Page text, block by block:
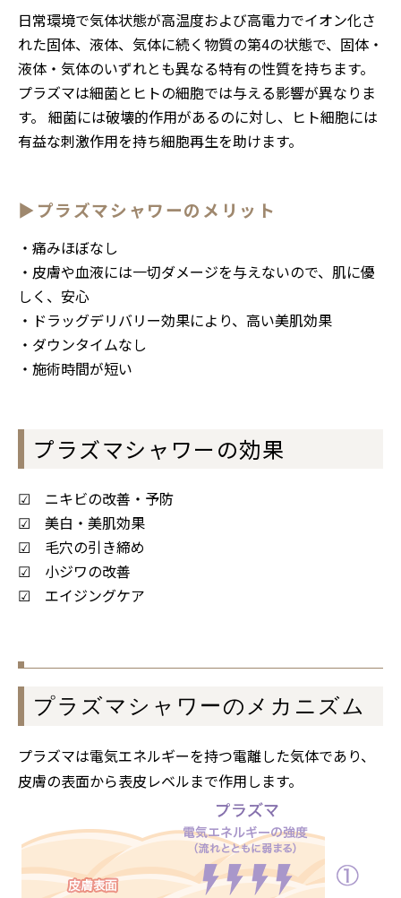
日常環境で気体状態が高温度および高電力でイオン化さ
れた固体、液体、気体に続く物質の第4の状態で、固体・
液体・気体のいずれとも異なる特有の性質を持ちます。
プラズマは細菌とヒトの細胞では与える影響が異なりま
す。 細菌には破壊的作用があるのに対し、ヒト細胞には
有益な刺激作用を持ち細胞再生を助けます。
▶プラズマシャワーのメリット
・痛みほぼなし
・皮膚や血液には一切ダメージを与えないので、肌に優
しく、安心
・ドラッグデリバリー効果により、高い美肌効果
・ダウンタイムなし
・施術時間が短い
プラズマシャワーの効果
☑ ニキビの改善・予防
☑ 美白・美肌効果
☑ 毛穴の引き締め
☑ 小ジワの改善
☑ エイジングケア
プラズマシャワーのメカニズム
プラズマは電気エネルギーを持つ電離した気体であり、
皮膚の表面から表皮レベルまで作用します。